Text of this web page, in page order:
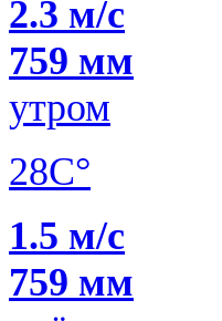
2.3 м/с
759 мм
утром
28C°
1.5 м/с
759 мм